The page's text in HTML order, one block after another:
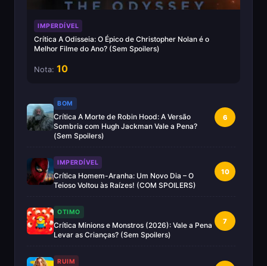
IMPERDÍVEL
Crítica A Odisseia: O Épico de Christopher Nolan é o
Melhor Filme do Ano? (Sem Spoilers)
Nota: 10
BOM
Crítica A Morte de Robin Hood: A Versão
Sombria com Hugh Jackman Vale a Pena?
(Sem Spoilers)
6
IMPERDÍVEL
Crítica Homem-Aranha: Um Novo Dia – O
Teioso Voltou às Raízes! (COM SPOILERS)
10
OTIMO
Crítica Minions e Monstros (2026): Vale a Pena
Levar as Crianças? (Sem Spoilers)
7
RUIM